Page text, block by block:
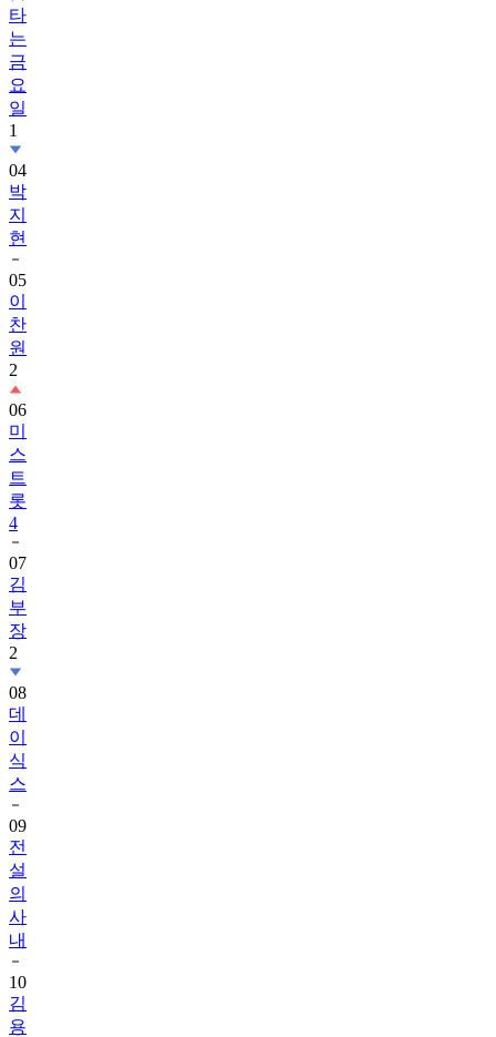
타
는
금
요
일
1
04
박
지
현
05
이
찬
원
2
06
미
스
트
롯
4
07
김
부
장
2
08
데
이
식
스
09
전
설
의
사
내
10
김
용